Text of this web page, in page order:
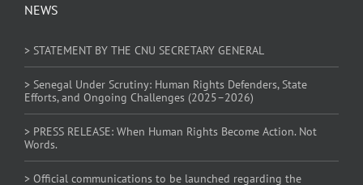
NEWS
> STATEMENT BY THE CNU SECRETARY GENERAL
> Senegal Under Scrutiny: Human Rights Defenders, State
Efforts, and Ongoing Challenges (2025–2026)
> PRESS RELEASE: When Human Rights Become Action. Not
Words.
> Official communications to be launched regarding the